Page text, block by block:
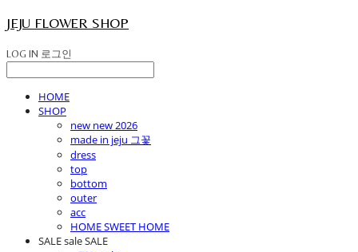
JEJU FLOWER SHOP
LOG IN 로그인
HOME
SHOP
new new 2026
made in jeju 그꽃
dress
top
bottom
outer
acc
HOME SWEET HOME
SALE sale SALE